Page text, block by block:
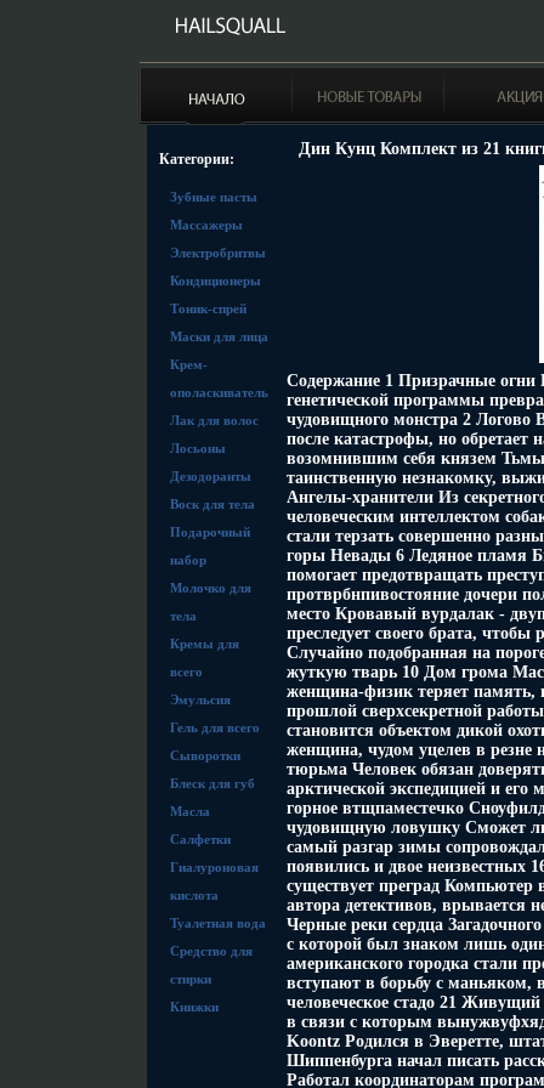
Категории:
Зубные пасты
Массажеры
Электробритвы
Кондиционеры
Тоник-спрей
Маски для лица
Крем-
ополаскиватель
Лак для волос
Лосьоны
Дезодоранты
Воск для тела
Подарочный
набор
Молочко для
тела
Кремы для
всего
Эмульсия
Гель для всего
Сыворотки
Блеск для губ
Масла
Салфетки
Гиалуроновая
кислота
Туалетная вода
Средство для
стирки
Книжки
Дин Кунц Комплект из 21
Содержание 1 Призрачные огни
генетической программы
чудовищного монстра 2 Логово
после катастрофы, но обретает
возомнившим себя князем
таинственную незнакомку,
Ангелы-хранители Из
человеческим интеллектом
стали терзать совершенно
горы Невады 6 Ледяное пламя
помогает предотвращать
протврбнпивостояние дочери
место Кровавый вурдалак -
преследует своего брата,
Случайно подобранная на
жуткую тварь 10 Дом грома
женщина-физик теряет память,
прошлой сверхсекретной
становится объектом дикой
женщина, чудом уцелев в резне
тюрьма Человек обязан
арктической экспедицией и
горное втщпаместечко
чудовищную ловушку Сможет
самый разгар зимы
появились и двое неизвестных
существует преград
автора детективов, врывается
Черные реки сердца
с которой был знаком лишь
американского городка стали
вступают в борьбу с
человеческое стадо 21
в связи с которым
Koontz Родился в Эверетте,
Шиппенбурга начал писать
Работал координаторам